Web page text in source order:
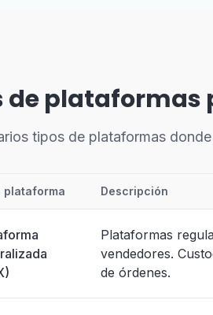
de plataformas
tipos de plataformas
plataforma Descripción
Plataformas
vendedores.
de órdenes.